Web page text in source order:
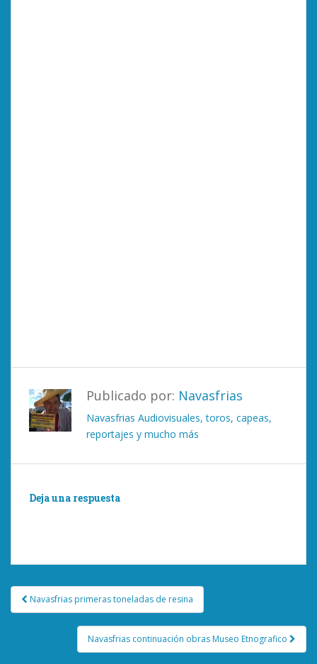
Publicado por: Navasfrias
Navasfrias Audiovisuales, toros, capeas,
reportajes y mucho más
Deja una respuesta
Navegación
de
entradas
Navasfrias primeras toneladas de resina
Navasfrias continuación obras Museo Etnografico